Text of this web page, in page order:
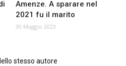
Amenze. A sparare nel
2021 fu il marito
30 Maggio 2023
stesso autore